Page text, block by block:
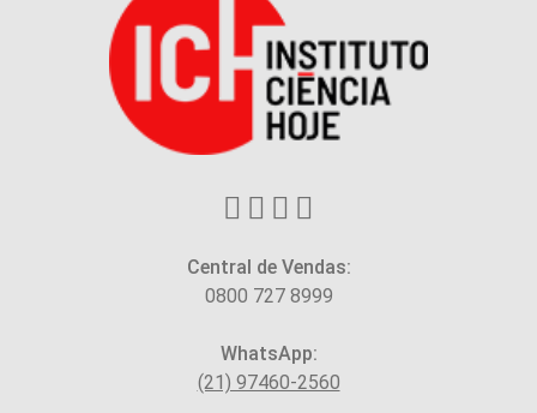
Central de Vendas:
0800 727 8999
WhatsApp:
(21) 97460-2560